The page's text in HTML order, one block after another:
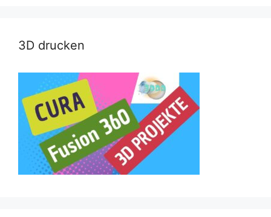
3D drucken